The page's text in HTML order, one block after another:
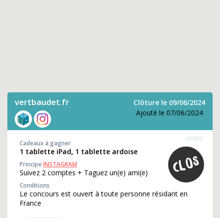
vertbaudet.fr
Clôture le 09/06/2024
Ajouté le 07/06/2024
320982
Cadeaux à gagner
1 tablette iPad, 1 tablette ardoise
PrincipeINSTAGRAM
Suivez 2 comptes + Taguez un(e) ami(e)
Conditions
Le concours est ouvert à toute personne résidant en
France